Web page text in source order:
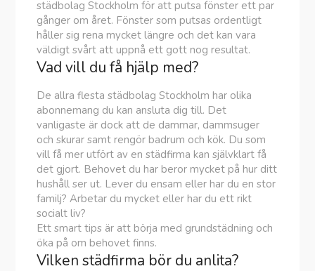
städbolag Stockholm för att putsa fönster ett par
gånger om året. Fönster som putsas ordentligt
håller sig rena mycket längre och det kan vara
väldigt svårt att uppnå ett gott nog resultat.
Vad vill du få hjälp med?
De allra flesta städbolag Stockholm har olika
abonnemang du kan ansluta dig till. Det
vanligaste är dock att de dammar, dammsuger
och skurar samt rengör badrum och kök. Du som
vill få mer utfört av en städfirma kan självklart få
det gjort. Behovet du har beror mycket på hur ditt
hushåll ser ut. Lever du ensam eller har du en stor
familj? Arbetar du mycket eller har du ett rikt
socialt liv?
Ett smart tips är att börja med grundstädning och
öka på om behovet finns.
Vilken städfirma bör du anlita?